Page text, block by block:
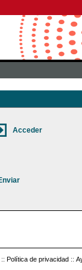
:: Política de privacidad ::